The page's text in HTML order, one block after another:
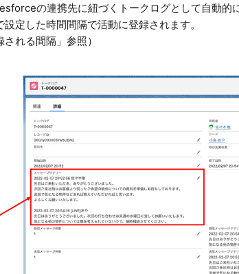
の連携先に紐づくトークログとして自動的
定した時間間隔で活動に登録されます。
れる間隔」参照）